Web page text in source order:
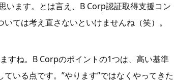
います。とは言え、B Corp認証取得支援コン
ては考え直さないといけませんね（笑）。
すね。B Corpのポイントの1つは、高い基準
いる点です。”やります”ではなくやってきた